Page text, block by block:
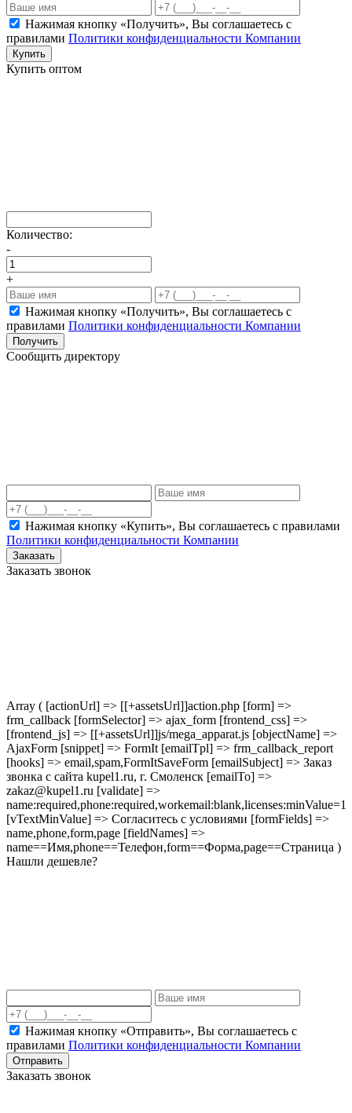
Нажимая кнопку «Получить», Вы соглашаетесь c
правилами Политики конфиденциальности Компании
Купить
Купить оптом
Количество:
-
+
Нажимая кнопку «Получить», Вы соглашаетесь c
правилами Политики конфиденциальности Компании
Получить
Сообщить директору
Нажимая кнопку «Купить», Вы соглашаетесь c правилами
Политики конфиденциальности Компании
Заказать
Заказать звонок
Array ( [actionUrl] => [[+assetsUrl]]action.php [form] =>
frm_callback [formSelector] => ajax_form [frontend_css] =>
[frontend_js] => [[+assetsUrl]]js/mega_apparat.js [objectName] =>
AjaxForm [snippet] => FormIt [emailTpl] => frm_callback_report
[hooks] => email,spam,FormItSaveForm [emailSubject] => Заказ
звонка с сайта kupel1.ru, г. Смоленск [emailTo] =>
zakaz@kupel1.ru [validate] =>
name:required,phone:required,workemail:blank,licenses:minValue=1
[vTextMinValue] => Согласитесь с условиями [formFields] =>
name,phone,form,page [fieldNames] =>
name==Имя,phone==Телефон,form==Форма,page==Страница )
Нашли дешевле?
Нажимая кнопку «Отправить», Вы соглашаетесь c
правилами Политики конфиденциальности Компании
Отправить
Заказать звонок